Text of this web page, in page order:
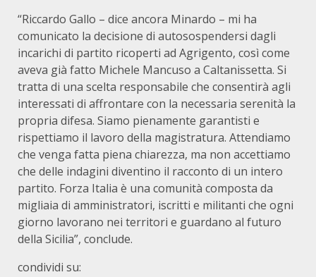
“Riccardo Gallo – dice ancora Minardo – mi ha
comunicato la decisione di autosospendersi dagli
incarichi di partito ricoperti ad Agrigento, così come
aveva già fatto Michele Mancuso a Caltanissetta. Si
tratta di una scelta responsabile che consentirà agli
interessati di affrontare con la necessaria serenità la
propria difesa. Siamo pienamente garantisti e
rispettiamo il lavoro della magistratura. Attendiamo
che venga fatta piena chiarezza, ma non accettiamo
che delle indagini diventino il racconto di un intero
partito. Forza Italia è una comunità composta da
migliaia di amministratori, iscritti e militanti che ogni
giorno lavorano nei territori e guardano al futuro
della Sicilia”, conclude.
condividi su: